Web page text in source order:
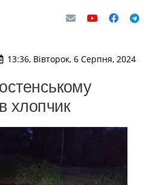
13:36, Вівторок, 6 Серпня, 2024
хлопчик